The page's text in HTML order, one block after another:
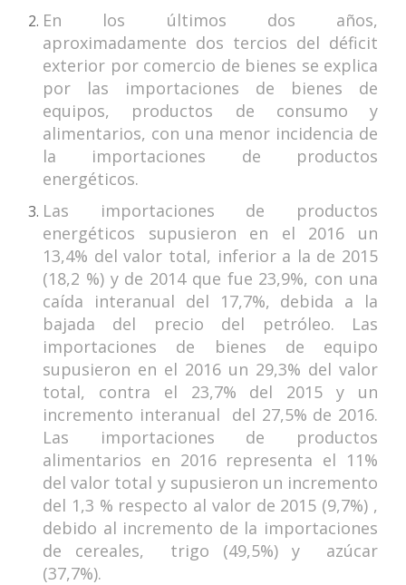
En los últimos dos años,
aproximadamente dos tercios del déficit
exterior por comercio de bienes se explica
por las importaciones de bienes de
equipos, productos de consumo y
alimentarios, con una menor incidencia de
la importaciones de productos
energéticos.
Las importaciones de productos
energéticos supusieron en el 2016 un
13,4% del valor total, inferior a la de 2015
(18,2 %) y de 2014 que fue 23,9%, con una
caída interanual del 17,7%, debida a la
bajada del precio del petróleo. Las
importaciones de bienes de equipo
supusieron en el 2016 un 29,3% del valor
total, contra el 23,7% del 2015 y un
incremento interanual del 27,5% de 2016.
Las importaciones de productos
alimentarios en 2016 representa el 11%
del valor total y supusieron un incremento
del 1,3 % respecto al valor de 2015 (9,7%) ,
debido al incremento de la importaciones
de cereales, trigo (49,5%) y azúcar
(37,7%).